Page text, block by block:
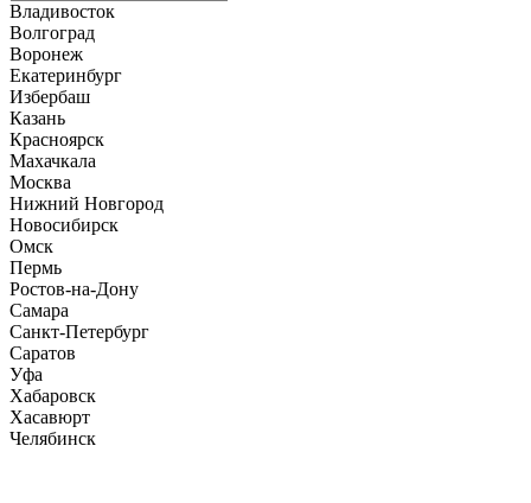
Владивосток
Волгоград
Воронеж
Екатеринбург
Избербаш
Казань
Красноярск
Махачкала
Москва
Нижний Новгород
Новосибирск
Омск
Пермь
Ростов-на-Дону
Самара
Санкт-Петербург
Саратов
Уфа
Хабаровск
Хасавюрт
Челябинск